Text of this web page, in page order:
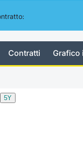
Contratti Grafico